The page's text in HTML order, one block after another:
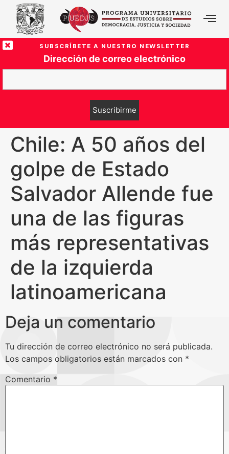
SUBSCRÍBETE A NUESTRO NEWSLETTER
Dirección de correo electrónico
Chile: A 50 años del
golpe de Estado
Salvador Allende fue
una de las figuras
más representativas
de la izquierda
latinoamericana
Deja un comentario
Tu dirección de correo electrónico no será publicada.
Los campos obligatorios están marcados con *
Comentario *